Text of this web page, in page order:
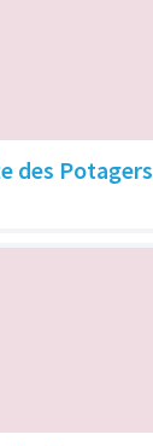
des Potagers